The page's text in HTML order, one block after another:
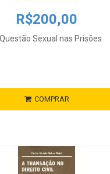
R$200,00
Sexual nas Prisões
COMPRAR